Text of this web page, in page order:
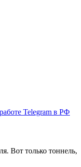
Telegram в РФ
Вот только тоннель,